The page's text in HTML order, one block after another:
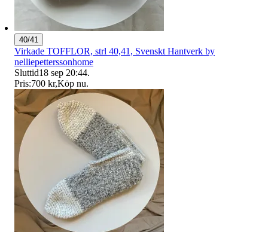
40/41
Virkade TOFFLOR, strl 40,41, Svenskt Hantverk by
nelliepetterssonhome
Sluttid18 sep 20:44.
Pris:700 kr,Köp nu.